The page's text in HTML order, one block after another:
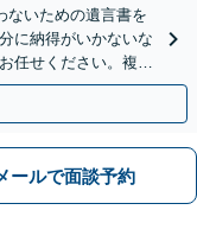
ないための遺言書を
に納得がいかないな
任せください。複雑
ールで面談予約